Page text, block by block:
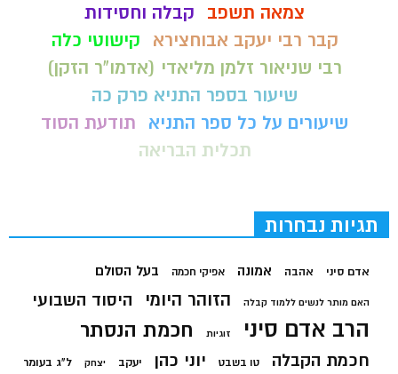
צמאה תשפב
קבלה וחסידות
קבר רבי יעקב אבוחצירא
קישוטי כלה
רבי שניאור זלמן מליאדי (אדמו"ר הזקן)
שיעור בספר התניא פרק כה
שיעורים על כל ספר התניא
תודעת הסוד
תכלית הבריאה
תגיות נבחרות
אדם סיני אהבה אמונה אפיקי חכמה בעל הסולם
האם מותר לנשים ללמוד קבלה הזוהר היומי היסוד השבועי
הרב אדם סיני זוגיות חכמת הנסתר
חכמת הקבלה טו בשבט יוני כהן יעקב יצחק ל"ג בעומר